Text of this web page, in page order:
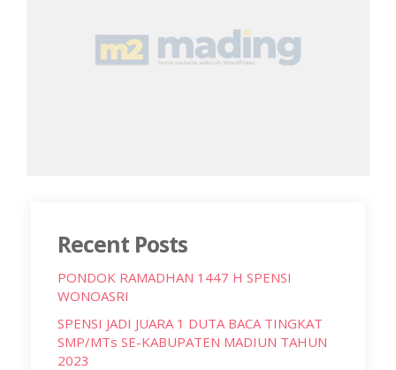
Recent Posts
PONDOK RAMADHAN 1447 H SPENSI
WONOASRI
SPENSI JADI JUARA 1 DUTA BACA TINGKAT
SMP/MTs SE-KABUPATEN MADIUN TAHUN
2023